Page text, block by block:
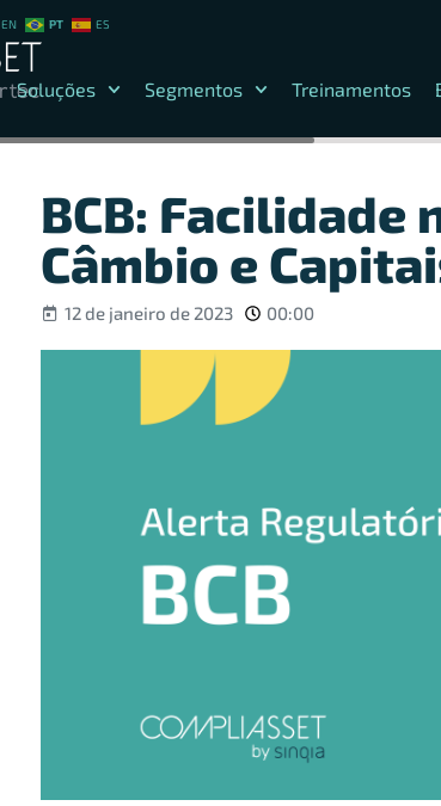
EN PT ES
Soluções Segmentos Treinamentos
BCB: Facilidade
Câmbio e
12 de janeiro de 2023 00:00